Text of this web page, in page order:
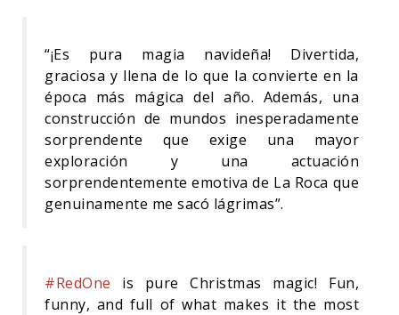
“¡Es pura magia navideña! Divertida,
graciosa y llena de lo que la convierte en la
época más mágica del año. Además, una
construcción de mundos inesperadamente
sorprendente que exige una mayor
exploración y una actuación
sorprendentemente emotiva de La Roca que
genuinamente me sacó lágrimas”.
#RedOne is pure Christmas magic! Fun,
funny, and full of what makes it the most